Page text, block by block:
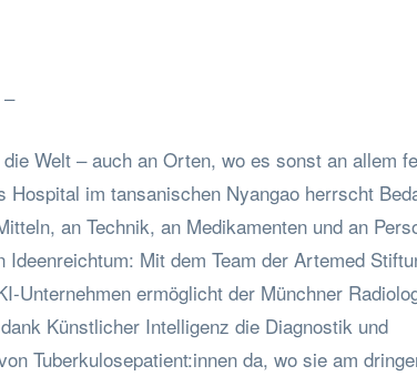
Welt – auch an Orten, wo es sonst an allem
Hospital im tansanischen Nyangao herrscht
an Technik, an Medikamenten und an
Ideenreichtum: Mit dem Team der Artemed
Unternehmen ermöglicht der Münchner
Künstlicher Intelligenz die Diagnostik und
Tuberkulosepatient:innen da, wo sie am